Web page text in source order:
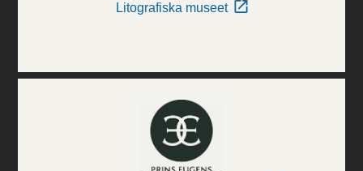
Litografiska museet